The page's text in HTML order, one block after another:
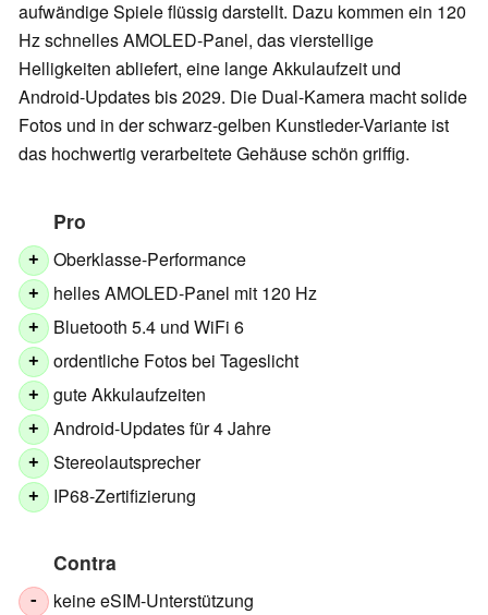
aufwändige Spiele flüssig darstellt. Dazu kommen ein 120
Hz schnelles AMOLED-Panel, das vierstellige
Helligkeiten abliefert, eine lange Akkulaufzeit und
Android-Updates bis 2029. Die Dual-Kamera macht solide
Fotos und in der schwarz-gelben Kunstleder-Variante ist
das hochwertig verarbeitete Gehäuse schön griffig.
Pro
+ Oberklasse-Performance
+ helles AMOLED-Panel mit 120 Hz
+ Bluetooth 5.4 und WiFi 6
+ ordentliche Fotos bei Tageslicht
+ gute Akkulaufzeiten
+ Android-Updates für 4 Jahre
+ Stereolautsprecher
+ IP68-Zertifizierung
Contra
- keine eSIM-Unterstützung